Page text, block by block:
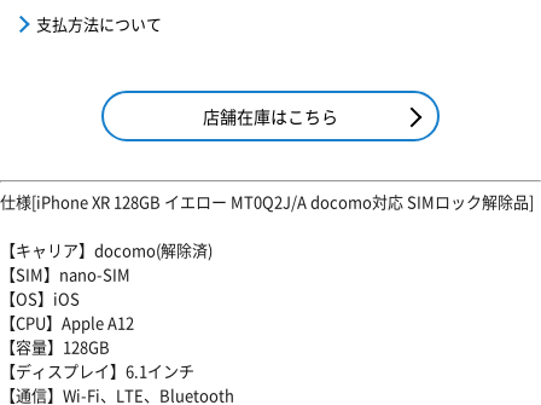
支払方法について
店舗在庫はこちら
仕様[iPhone XR 128GB イエロー MT0Q2J/A docomo対応 SIMロック解除品]
【キャリア】docomo(解除済)
【SIM】nano-SIM
【OS】iOS
【CPU】Apple A12
【容量】128GB
【ディスプレイ】6.1インチ
【通信】Wi-Fi、LTE、Bluetooth